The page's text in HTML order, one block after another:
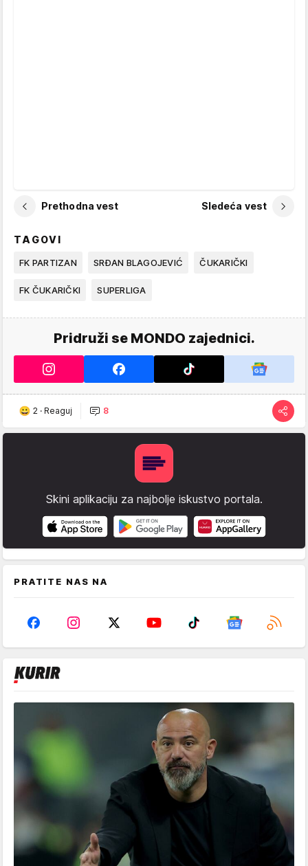
Prethodna vest Sledeća vest
TAGOVI
FK PARTIZAN SRĐAN BLAGOJEVIĆ ČUKARIČKI
FK ČUKARIČKI SUPERLIGA
Pridruži se MONDO zajednici.
2 · Reaguj 8
Skini aplikaciju za najbolje iskustvo portala.
PRATITE NAS NA